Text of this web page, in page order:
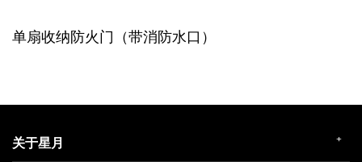
单扇收纳防火门（带消防水口）
关于星月 +